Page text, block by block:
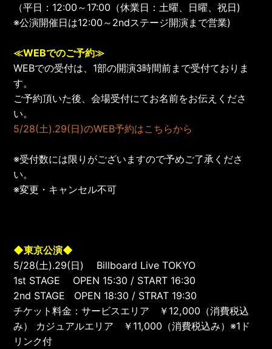
（平日：12:00～17:00（休業日：土曜、日曜、祝日)
※公演開催日は12:00～2ndステージ開演まで営業)
≪WEBでのご予約≫
WEBでの受付は、1部の開演3時間前まで受付ておりま
す。
ご予約頂いた後、会場受付にてお名前をお伝えくださ
い。
5/28(土).29(日)のWEB予約はこちらから
※受付数には限りがございますので予めご了承くださ
い。
※変更・キャンセル不可
◆東京公演◆
5/28(土).29(日) Billboard Live TOKYO
1st STAGE OPEN 15:30 / START 16:30
2nd STAGE OPEN 18:30 / STRAT 19:30
チケット料金：サービスエリア ￥12,000（消費税込
み） カジュアルエリア ￥11,000（消費税込み）※1ド
リンク付